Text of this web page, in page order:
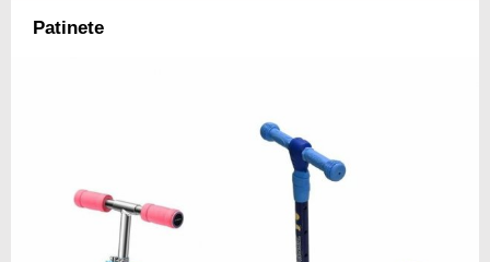
Patinete